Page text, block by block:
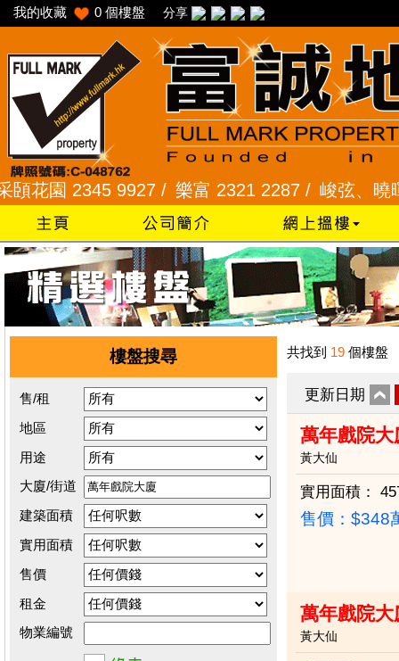
我的收藏 0 個樓盤 分享
園 2345 9927 /樂富 2321 2287 /峻弦、曉暉花
樓盤搜尋
售/租
地區
用途
大廈/街道
建築面積
實用面積
售價
租金
物業編號
共找到 19 個樓盤
更新日期
萬年戲院大
黃大仙
實用面積：
售價： $348
萬年戲院
黃大仙